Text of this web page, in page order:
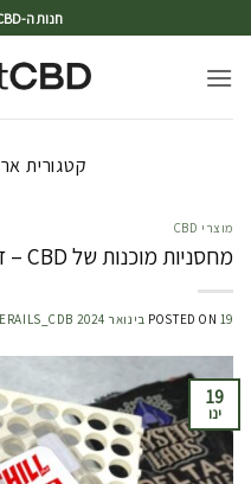
חנות ה-CBD הגדולה בישראל
קטגורית
מוצרי CBD
מחסניות מוכנות של CBD – דרך טובה להזמין מחו"ל?
POSTED ON 19 בינואר 2024
19
ינו